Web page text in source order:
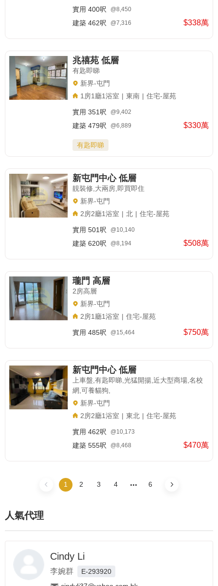
$338萬
實用 400呎 @8,450
建築 462呎 @7,316
兆禧苑 低層
有匙即睇
新界-屯門
1房1廳1浴室 | 東南 | 住宅-屋苑
$330萬
實用 351呎 @9,402
建築 479呎 @6,889
有匙即睇
新屯門中心 低層
靚裝修,大兩房,即買即住
新界-屯門
2房2廳1浴室 | 北 | 住宅-屋苑
$508萬
實用 501呎 @10,140
建築 620呎 @8,194
瓏門 高層
2房高層
新界-屯門
2房1廳1浴室 | 住宅-屋苑
$750萬
實用 485呎 @15,464
新屯門中心 低層
上車盤,有匙即睇,光猛開揚,近大型商場,名校
網,可養貓狗,
新界-屯門
2房2廳1浴室 | 東北 | 住宅-屋苑
$470萬
實用 462呎 @10,173
建築 555呎 @8,468
人氣代理
Cindy Li
李婉群
E-293920
1 2 3 4 6